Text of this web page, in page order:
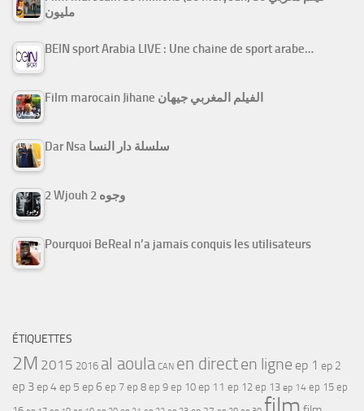
مليون
BEIN sport Arabia LIVE : Une chaine de sport arabe…
Film marocain Jihane الفيلم المغربي جيهان
Dar Nsa سلسلة دار النسا
2 Wjouh 2 وجوه
Pourquoi BeReal n’a jamais conquis les utilisateurs
ÉTIQUETTES
2M 2015 2016 al aoula CAN en directen ligne ep 1 ep 2
ep 3ep 4ep 5 ep 6 ep 7 ep 8 ep 9 ep 10 ep 11 ep 12 ep 13 ep 14 ep 15 ep